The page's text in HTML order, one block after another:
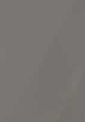
が自然故
だく場合
。